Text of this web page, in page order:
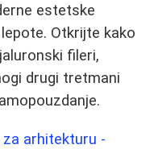
estetske
Otkrijte kako
fileri,
drugi tretmani
arhitekturu -